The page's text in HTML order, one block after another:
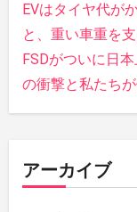
EVはタイヤ代が
と、重い車重を
FSDがついに日
の衝撃と私たち
アーカイブ